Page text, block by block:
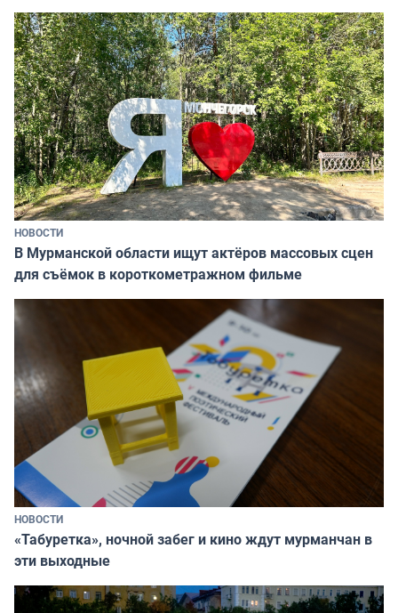
НОВОСТИ
В Мурманской области ищут актёров массовых сцен
для съёмок в короткометражном фильме
НОВОСТИ
«Табуретка», ночной забег и кино ждут мурманчан в
эти выходные